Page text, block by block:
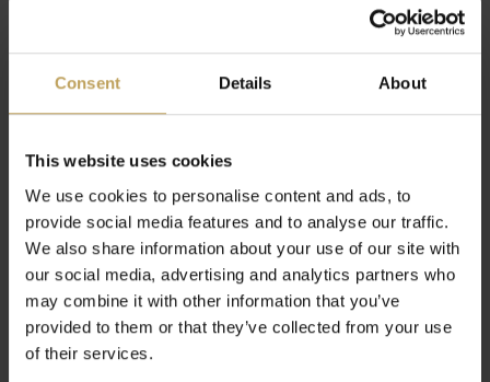
Consent Details About
This website uses cookies
We use cookies to personalise content and ads, to
provide social media features and to analyse our traffic.
We also share information about your use of our site with
our social media, advertising and analytics partners who
may combine it with other information that you’ve
provided to them or that they’ve collected from your use
of their services.
minimaaleen uurtje
schaaltjes.
Doe er wat citroenmelisse op en geniet
heerlijk met z’n tweetjes!
Deel jullie leuke foto's van dit recept met ons en maybe you'll
get featured op onze socials!